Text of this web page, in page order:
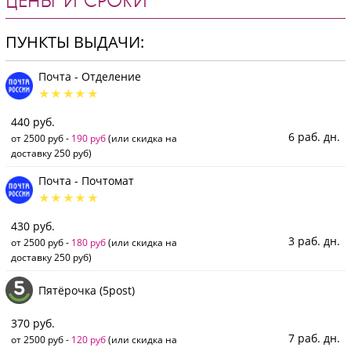
ПУНКТЫ ВЫДАЧИ:
Почта - Отделение
440 руб.
от 2500 руб - 190 руб(или скидка на
доставку 250 руб)
6 раб. дн.
Почта - Почтомат
430 руб.
от 2500 руб - 180 руб(или скидка на
доставку 250 руб)
3 раб. дн.
Пятёрочка (5post)
370 руб.
от 2500 руб - 120 руб(или скидка на
7 раб. дн.